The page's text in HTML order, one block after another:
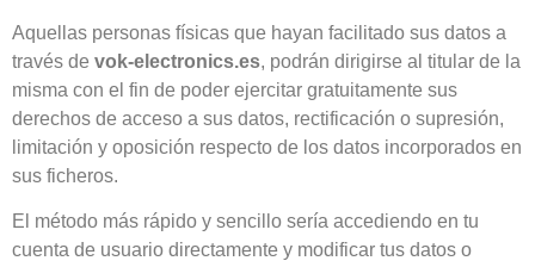
Aquellas personas físicas que hayan facilitado sus datos a
través de vok-electronics.es, podrán dirigirse al titular de la
misma con el fin de poder ejercitar gratuitamente sus
derechos de acceso a sus datos, rectificación o supresión,
limitación y oposición respecto de los datos incorporados en
sus ficheros.
El método más rápido y sencillo sería accediendo en tu
cuenta de usuario directamente y modificar tus datos o